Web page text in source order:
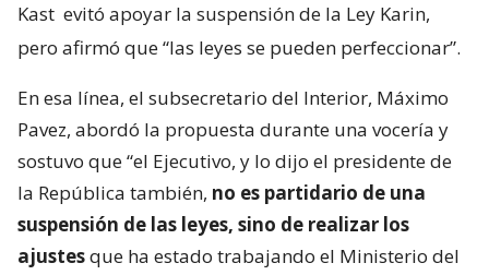
Kast evitó apoyar la suspensión de la Ley Karin,
pero afirmó que “las leyes se pueden perfeccionar”.
En esa línea, el subsecretario del Interior, Máximo
Pavez, abordó la propuesta durante una vocería y
sostuvo que “el Ejecutivo, y lo dijo el presidente de
la República también, no es partidario de una
suspensión de las leyes, sino de realizar los
ajustesque ha estado trabajando el Ministerio del